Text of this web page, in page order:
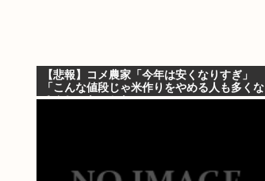
【悲報】コメ農家「今年は安くなりすぎ」
「こんな値段じゃ米作りをやめる人も多くな
るんじゃないかな?」